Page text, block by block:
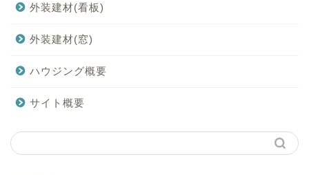
外装建材(看板)
外装建材(窓)
ハウジング概要
サイト概要